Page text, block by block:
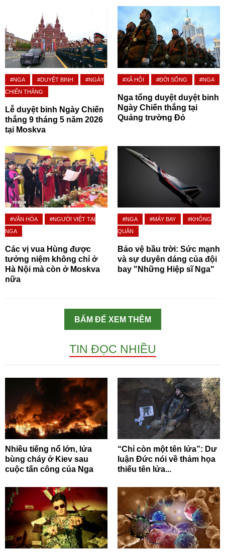
#NGA #DUYỆT BINH
#NGÀY
CHIẾN THẮNG
Lễ duyệt binh Ngày Chiến
thắng 9 tháng 5 năm 2026
tại Moskva
#XÃ HỘI #ĐỜI SỐNG #NGA
Nga tổng duyệt duyệt binh
Ngày Chiến thắng tại
Quảng trường Đỏ
#VĂN HÓA
#NGƯỜI VIỆT TẠI
NGA
Các vị vua Hùng được
tưởng niệm không chỉ ở
Hà Nội mà còn ở Moskva
nữa
#NGA #MÁY BAY
#KHÔNG
QUÂN
Bảo vệ bầu trời: Sức mạnh
và sự duyên dáng của đội
bay "Những Hiệp sĩ Nga"
BẤM ĐỂ XEM THÊM
TIN ĐỌC NHIỀU
Nhiều tiếng nổ lớn, lửa
bùng cháy ở Kiev sau
cuộc tấn công của Nga
“Chỉ còn một tên lửa”: Dư
luận Đức nói về thảm họa
thiếu tên lửa...